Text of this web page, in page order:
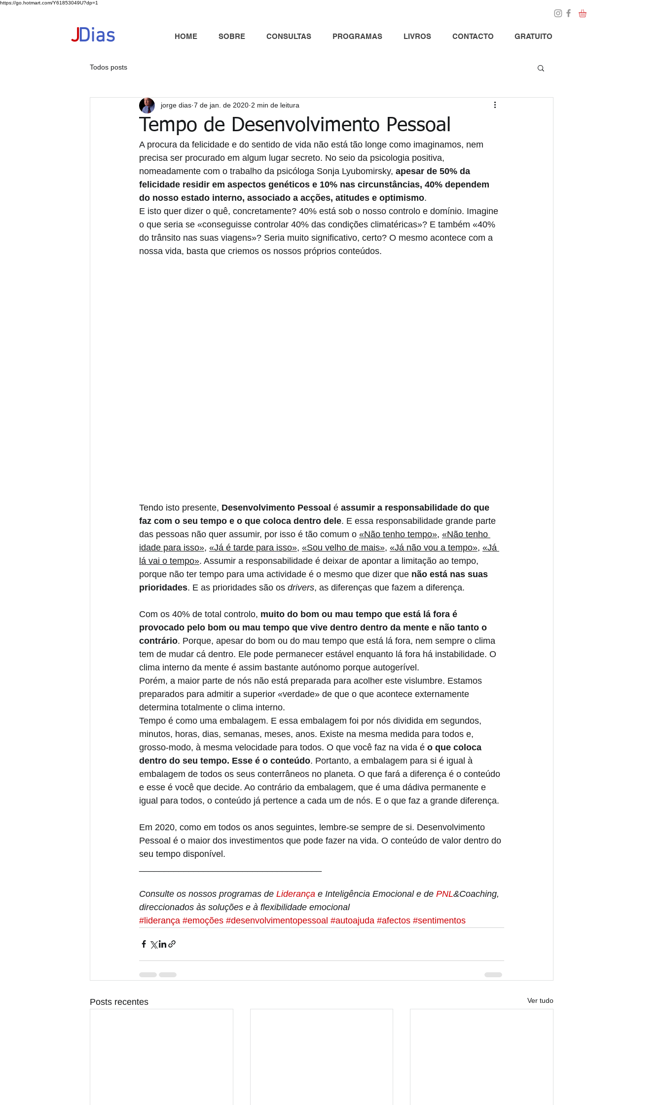
https://go.hotmart.com/Y61853049U?dp=1
JDias HOME SOBRE CONSULTAS PROGRAMAS LIVROS CONTACTO GRATUITO
Todos posts
Tempo de Desenvolvimento Pessoal
jorge dias 7 de jan. de 2020 2 min de leitura
A procura da felicidade e do sentido de vida não está tão longe como imaginamos, nem
precisa ser procurado em algum lugar secreto. No seio da psicologia positiva,
nomeadamente com o trabalho da psicóloga Sonja Lyubomirsky, apesar de 50% da
felicidade residir em aspectos genéticos e 10% nas circunstâncias, 40% dependem
do nosso estado interno, associado a acções, atitudes e optimismo.
E isto quer dizer o quê, concretamente? 40% está sob o nosso controlo e domínio. Imagine
o que seria se «conseguisse controlar 40% das condições climatéricas»? E também «40%
do trânsito nas suas viagens»? Seria muito significativo, certo? O mesmo acontece com a
nossa vida, basta que criemos os nossos próprios conteúdos.
Tendo isto presente, Desenvolvimento Pessoal é assumir a responsabilidade do que
faz com o seu tempo e o que coloca dentro dele. E essa responsabilidade grande parte
das pessoas não quer assumir, por isso é tão comum o «Não tenho tempo», «Não tenho
idade para isso», «Já é tarde para isso», «Sou velho de mais», «Já não vou a tempo», «Já
lá vai o tempo». Assumir a responsabilidade é deixar de apontar a limitação ao tempo,
porque não ter tempo para uma actividade é o mesmo que dizer que não está nas suas
prioridades. E as prioridades são os drivers, as diferenças que fazem a diferença.
Com os 40% de total controlo, muito do bom ou mau tempo que está lá fora é
provocado pelo bom ou mau tempo que vive dentro dentro da mente e não tanto o
contrário. Porque, apesar do bom ou do mau tempo que está lá fora, nem sempre o clima
tem de mudar cá dentro. Ele pode permanecer estável enquanto lá fora há instabilidade. O
clima interno da mente é assim bastante autónomo porque autogerível.
Porém, a maior parte de nós não está preparada para acolher este vislumbre. Estamos
preparados para admitir a superior «verdade» de que o que acontece externamente
determina totalmente o clima interno.
Tempo é como uma embalagem. E essa embalagem foi por nós dividida em segundos,
minutos, horas, dias, semanas, meses, anos. Existe na mesma medida para todos e,
grosso-modo, à mesma velocidade para todos. O que você faz na vida é o que coloca
dentro do seu tempo. Esse é o conteúdo. Portanto, a embalagem para si é igual à
embalagem de todos os seus conterrâneos no planeta. O que fará a diferença é o conteúdo
e esse é você que decide. Ao contrário da embalagem, que é uma dádiva permanente e
igual para todos, o conteúdo já pertence a cada um de nós. E o que faz a grande diferença.
Em 2020, como em todos os anos seguintes, lembre-se sempre de si. Desenvolvimento
Pessoal é o maior dos investimentos que pode fazer na vida. O conteúdo de valor dentro do
seu tempo disponível.
Consulte os nossos programas de Liderança e Inteligência Emocional e de PNL&Coaching,
direccionados às soluções e à flexibilidade emocional
#liderança #emoções #desenvolvimentopessoal #autoajuda #afectos #sentimentos
Posts recentes Ver tudo